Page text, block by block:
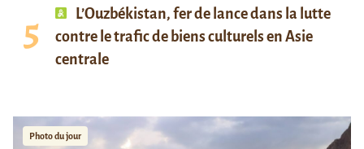
L’Ouzbékistan, fer de lance dans la lutte
contre le trafic de biens culturels en Asie
centrale
Photo du jour